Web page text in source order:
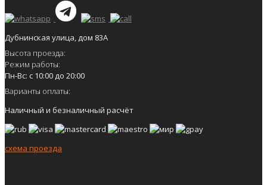
Дубнинская улица, дом 83А
Высота проезда:
Режим работы:
Пн-Вс: с 10:00 до 20:00
Варианты оплаты:
Наличный и безналичный расчёт
схема проезда